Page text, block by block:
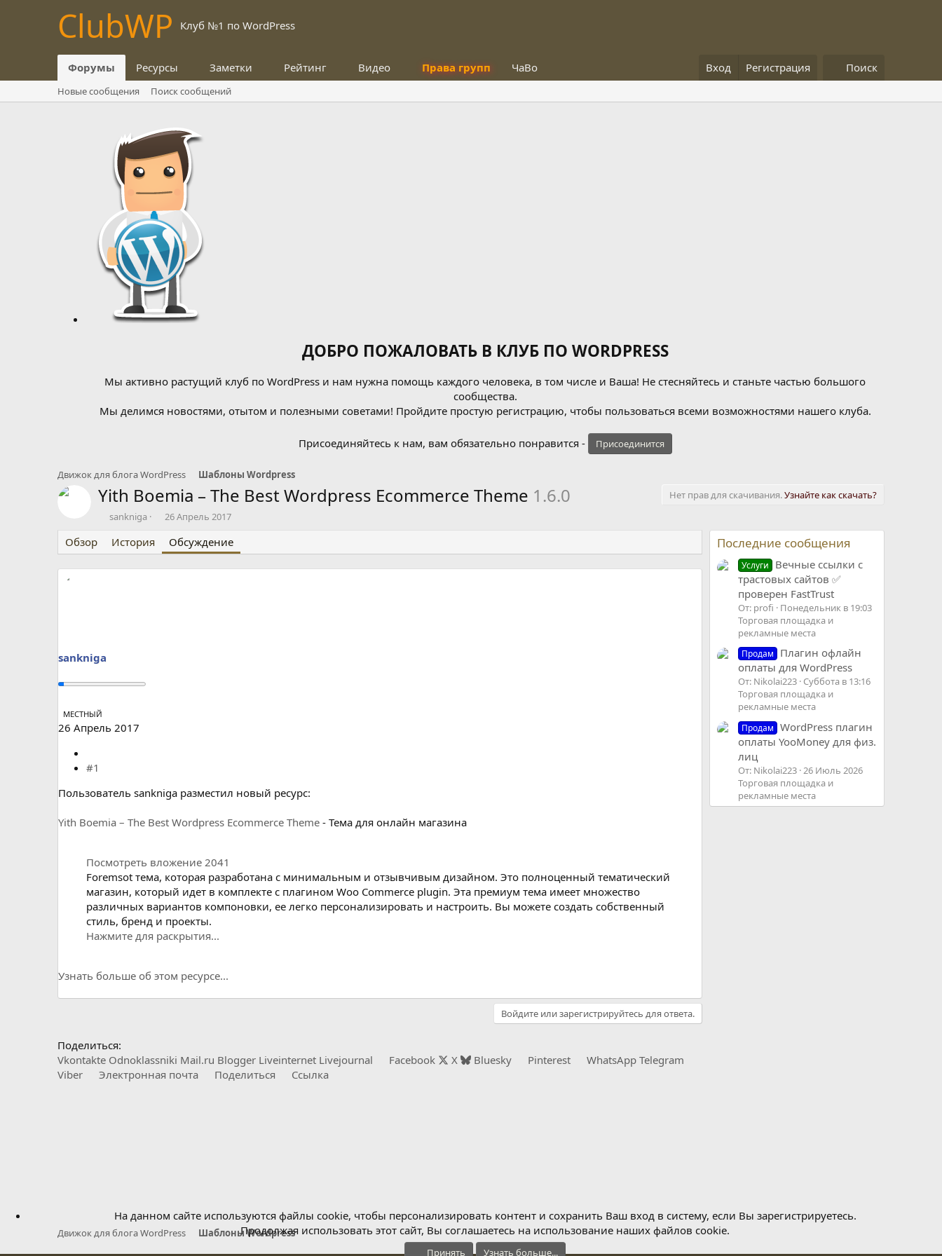
ClubWP Клуб №1 по WordPress
Форумы Ресурсы Заметки Рейтинг Видео Права групп ЧаВо Вход Регистрация Поиск
Новые сообщения Поиск сообщений
ДОБРО ПОЖАЛОВАТЬ В КЛУБ ПО WORDPRESS
Мы активно растущий клуб по WordPress и нам нужна помощь каждого человека, в том числе и Ваша! Не стесняйтесь и станьте частью большого
сообщества.
Мы делимся новостями, отытом и полезными советами! Пройдите простую регистрацию, чтобы пользоваться всеми возможностями нашего клуба.
Присоединяйтесь к нам, вам обязательно понравится - Присоединится
Движок для блога WordPress Шаблоны Wordpress
Yith Boemia – The Best Wordpress Ecommerce Theme 1.6.0 Нет прав для скачивания.Узнайте как скачать?
А
т
о
р
sankniga
Д
а
н
26 Апрель 2017
Обзор История Обсуждение
sankniga
МЕСТНЫЙ
26 Апрель 2017
#1
Пользователь sankniga разместил новый ресурс:
Yith Boemia – The Best Wordpress Ecommerce Theme - Тема для онлайн магазина
Посмотреть вложение 2041
Foremsot тема, которая разработана с минимальным и отзывчивым дизайном. Это полноценный тематический
магазин, который идет в комплекте с плагином Woo Commerce plugin. Эта премиум тема имеет множество
различных вариантов компоновки, ее легко персонализировать и настроить. Вы можете создать собственный
стиль, бренд и проекты.
Нажмите для раскрытия...
Узнать больше об этом ресурсе...
Войдите или зарегистрируйтесь для ответа.
Поделиться:
Vkontakte Odnoklassniki Mail.ru Blogger Liveinternet Livejournal Facebook X Bluesky Pinterest WhatsApp Telegram
Viber
Электронная почта Поделиться Ссылка
Последние сообщения
Услуги
Вечные ссылки с
трастовых сайтов ✅
проверен FastTrust
От: profi
Понедельник в 19:03
Торговая площадка и
рекламные места
Продам
Плагин офлайн
оплаты для WordPress
От: Nikolai223 Суббота в 13:16
Торговая площадка и
рекламные места
Продам
WordPress плагин
оплаты YooMoney для физ.
лиц
От: Nikolai223 26 Июль 2026
Торговая площадка и
рекламные места
Движок для блога WordPress Шаблоны Wordpress
На данном сайте используются файлы cookie, чтобы персонализировать контент и сохранить Ваш вход в систему, если Вы зарегистрируетесь.
Продолжая использовать этот сайт, Вы соглашаетесь на использование наших файлов cookie.
Принять Узнать больше...